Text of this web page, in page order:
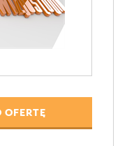
OFERTĘ